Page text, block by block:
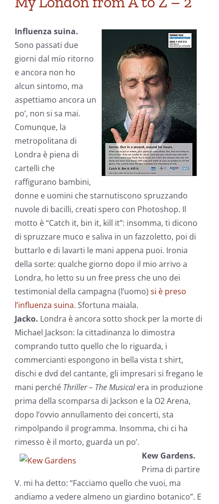
Influenza suina.
Sono passati due
giorni dal mio ritorno
e ancora non ho
alcun sintomo, ma
aspettiamo ancora un
po’, non si sa mai.
Comunque, la
metropolitana di
Londra è piena di
cartelli che
raffigurano bambini,
donne e uomini che starnutiscono spruzzando
nuvole di bacilli, creati spero con Photoshop. Il
motto è “Catch it, bin it, kill it”: insomma, ti dicono
di spruzzare muco e saliva in un fazzoletto, poi di
buttarlo e di lavarti le mani appena puoi. Ironia
della sorte: qualche giorno dopo il mio arrivo a
Londra, ho letto su un free press che uno dei
testimonial della campagna (l’uomo) si è preso
l’influenza suina. Sfortuna maiala.
Jacko. Londra è ancora sotto shock per la morte di
Michael Jackson: la cittadinanza lo dimostra
comprando tutto quello che lo riguarda, i
commercianti espongono in bella vista t shirt,
dischi e dvd del cantante, gli impresari si fregano le
mani perché Thriller – The Musicalera in produzione
prima della scomparsa di Jackson e la O2 Arena,
dopo l’ovvio annullamento dei concerti, sta
rimpolpando il programma. Insomma, chi ci ha
rimesso è il morto, guarda un po’.
Kew Gardens.
Prima di partire
V. mi ha detto: “Facciamo quello che vuoi, ma
andiamo a vedere almeno un giardino botanico”. E